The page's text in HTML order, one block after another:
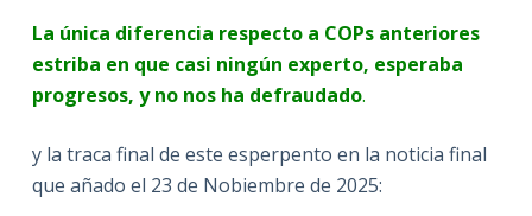
La única diferencia respecto a COPs anteriores
estriba en que casi ningún experto, esperaba
progresos, y no nos ha defraudado.
y la traca final de este esperpento en la noticia final
que añado el 23 de Nobiembre de 2025: